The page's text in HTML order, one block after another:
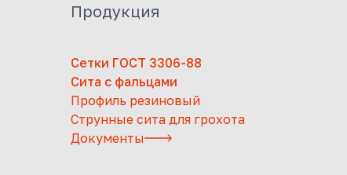
Продукция
Сетки ГОСТ 3306-88
Сита с фальцами
Профиль резиновый
Струнные сита для грохота
Документы